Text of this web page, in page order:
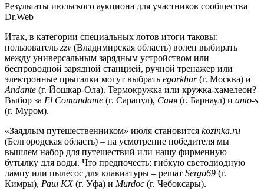
Результаты июльского аукциона для участников сообщества
Dr.Web
Итак, в категории специальных лотов итоги таковы:
пользователь zzv (Владимирская область) волен выбирать
между универсальным зарядным устройством или
беспроводной зарядной станцией, ручной тренажер или
электронные прыгалки могут выбрать egorkhar(г. Москва) и
Andante (г. Йошкар-Ола). Термокружка или кружка-хамелеон?
Выбор за El Comandante (г. Сарапул), Саня (г. Барнаул) и anto-s
(г. Муром).
«Заядлым путешественником» июля становится kozinka.ru
(Белгородская область) – на усмотрение победителя мы
вышлем набор для путешествий или нашу фирменную
бутылку для воды. Что предпочесть: гибкую светодиодную
лампу или пылесос для клавиатуры – решат Sergo69 (г.
Кимры), Раш КХ(г. Уфа) и Murdoc (г. Чебоксары).